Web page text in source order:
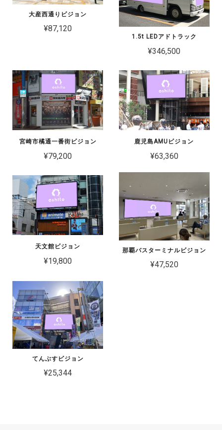
大産西通りビジョン
¥87,120
1.5t LEDアドトラック
¥346,500
宮崎市橘通一番街ビジョン
¥79,200
鹿児島AMUビジョン
¥63,360
天文館ビジョン
¥19,800
那覇バスターミナルビジョン
¥47,520
てんぶすビジョン
¥25,344